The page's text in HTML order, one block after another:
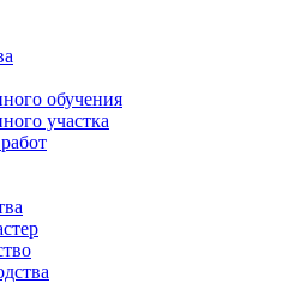
обучения
участка